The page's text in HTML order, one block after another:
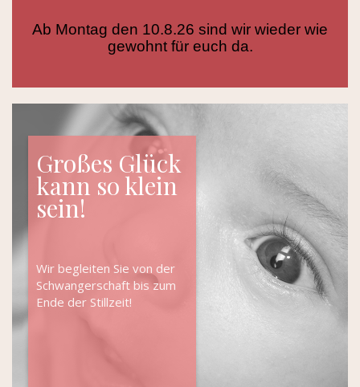
Ab Montag den 10.8.26 sind wir wieder wie
gewohnt für euch da.
Großes Glück
kann so klein
sein!
Wir begleiten Sie von der
Schwangerschaft bis zum
Ende der Stillzeit!